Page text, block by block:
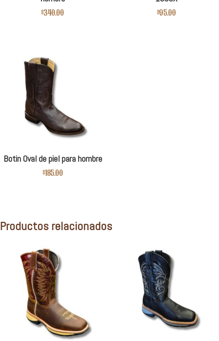
$340.00 $95.00
Botin Oval de piel para hombre
$185.00
Productos relacionados